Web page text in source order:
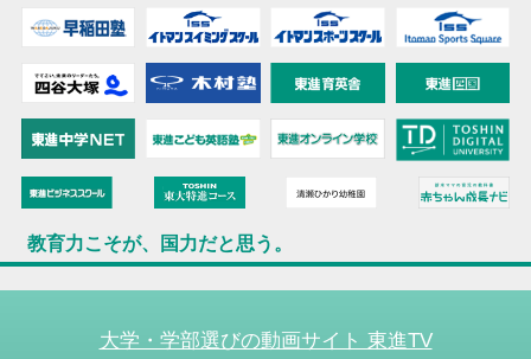
教育力こそが、国力だと思う。
大学・学部選びの動画サイト 東進TV